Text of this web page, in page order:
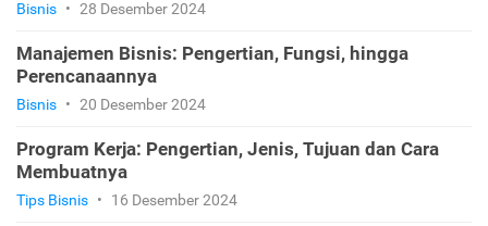
Bisnis • 28 Desember 2024
Manajemen Bisnis: Pengertian, Fungsi, hingga
Perencanaannya
Bisnis • 20 Desember 2024
Program Kerja: Pengertian, Jenis, Tujuan dan Cara
Membuatnya
Tips Bisnis • 16 Desember 2024